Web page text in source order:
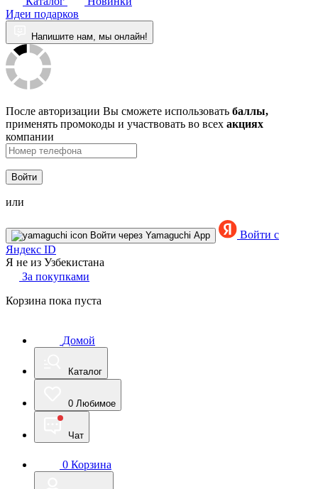
Идеи подарков
Напишите нам, мы онлайн!
После авторизации Вы сможете использовать баллы,
применять промокоды и участвовать во всех акциях
компании
Войти
или
Войти через Yamaguchi App
Войти с
Яндекс ID
Я не из Узбекистана
За покупками
Корзина пока пуста
Домой
Каталог
0 Любимое
Чат
0 Корзина